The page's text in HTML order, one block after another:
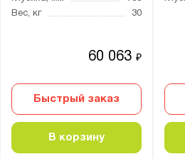
Вес, кг
30
60 063₽
Быстрый заказ
В корзину
1 экран и крепление
2 экрана
2 экрана и крепление
2 экрана и освещение
2 экрана с подсветкой